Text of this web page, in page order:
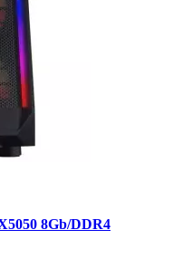
8Gb/DDR4